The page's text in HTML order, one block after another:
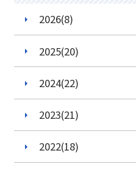
小学3年生
小学4年生
小学5年生
中学1年生
中学2年生
2026(8)
2025(20)
2024(22)
2023(21)
2022(18)